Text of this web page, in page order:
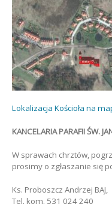
Lokalizacja Kościoła na
KANCELARIA PARAFII ŚW.
W sprawach chrztów,
prosimy o zgłaszanie się
Ks. Proboszcz Andrzej BAJ,
Tel. kom. 531 024 240